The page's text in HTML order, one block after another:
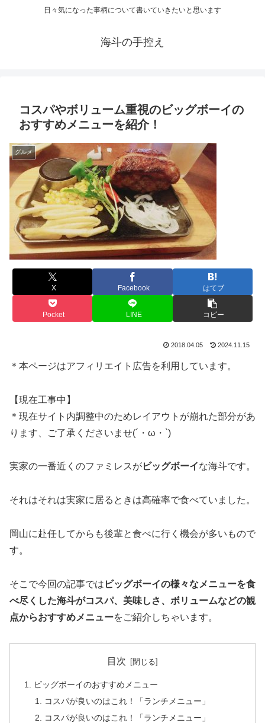
日々気になった事柄について書いていきたいと思います
海斗の手控え
コスパやボリューム重視のビッグボーイの
おすすめメニューを紹介！
グルメ
X Facebook はてブ
Pocket LINE コピー
2018.04.05 2024.11.15
＊本ページはアフィリエイト広告を利用しています。
【現在工事中】
＊現在サイト内調整中のためレイアウトが崩れた部分があ
ります、ご了承くださいませ(´・ω・`)
実家の一番近くのファミレスがビッグボーイな海斗です。
それはそれは実家に居るときは高確率で食べていました。
岡山に赴任してからも後輩と食べに行く機会が多いもので
す。
そこで今回の記事では ビッグボーイの様々なメニューを食
べ尽くした海斗がコスパ、美味しさ、ボリュームなどの観
点からおすすめメニューをご紹介しちゃいます。
目次
ビッグボーイのおすすめメニュー
コスパが良いのはこれ！「ランチメニュー」
コスパが良いのはこれ！「ランチメニュー」